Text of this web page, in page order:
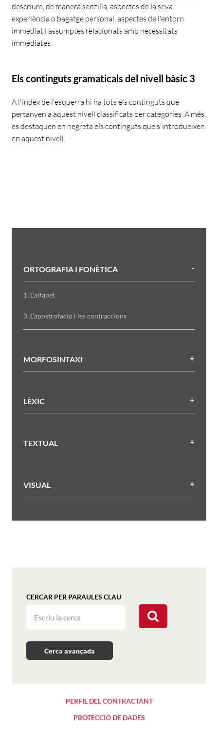
descriure, de manera senzilla, aspectes de la seva
experiència o bagatge personal, aspectes de l'entorn
immediat i assumptes relacionats amb necessitats
immediates.
Els continguts gramaticals del nivell bàsic 3
A l'índex de l'esquerra hi ha tots els continguts que
pertanyen a aquest nivell classificats per categories. A més,
es destaquen en negreta els continguts que s'introdueixen
en aquest nivell.
ORTOGRAFIA I FONÈTICA
1. L'alfabet
3. L'apostrofació i les contraccions
MORFOSINTAXI
LÈXIC
TEXTUAL
VISUAL
CERCAR PER PARAULES CLAU
Cerca avançada
PERFIL DEL CONTRACTANT
PROTECCIÓ DE DADES